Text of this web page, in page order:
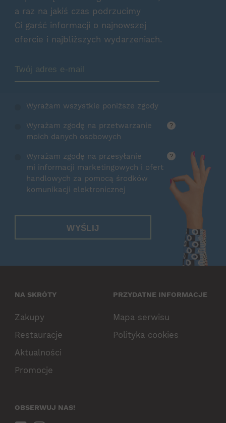
a raz na jakiś czas podrzucimy
Ci garść informacji o najnowszej
ofercie i najbliższych wydarzeniach.
Wyrażam wszystkie poniższe zgody
Wyrażam zgodę na przetwarzanie
moich danych osobowych
?
Wyrażam zgodę na przesyłanie
mi informacji marketingowych i ofert
handlowych za pomocą środków
komunikacji elektronicznej
?
WYŚLIJ
NA SKRÓTY
Zakupy
Restauracje
Aktualności
Promocje
PRZYDATNE INFORMACJE
Mapa serwisu
Polityka cookies
OBSERWUJ NAS!